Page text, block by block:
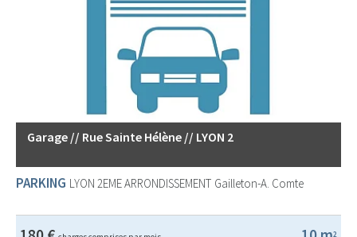
Garage // Rue Sainte Hélène // LYON 2
PARKING LYON 2EME ARRONDISSEMENT Gailleton-A. Comte
2